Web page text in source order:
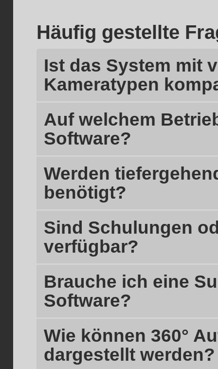
Häufig gestellte
Ist das System mit
Kameratypen
Auf welchem
Software?
Werden
benötigt?
Sind Schulungen
verfügbar?
Brauche ich eine
Software?
Wie können 360°
dargestellt werden?